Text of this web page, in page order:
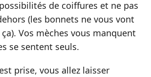
de coiffures et ne pas
(les bonnets ne vous vont
Vos mèches vous manquent
se sentent seuls.
prise, vous allez laisser